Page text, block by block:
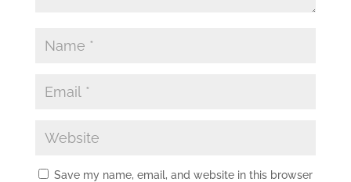
Save my name, email, and website in this browser